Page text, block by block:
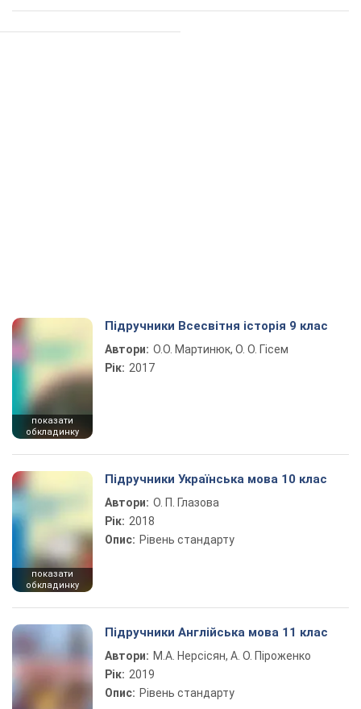
показати
обкладинку
Підручники Всесвітня історія 9 клас
Автори: О.О. Мартинюк, О. О. Гісем
Рік: 2017
показати
обкладинку
Підручники Українська мова 10 клас
Автори: О. П. Глазова
Рік: 2018
Опис: Рівень стандарту
Підручники Англійська мова 11 клас
Автори: М.А. Нерсісян, А. О. Піроженко
Рік: 2019
Опис: Рівень стандарту